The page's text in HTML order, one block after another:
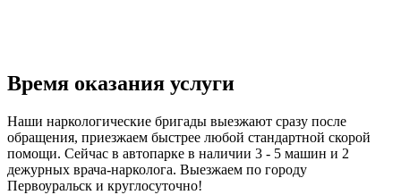
Время оказания услуги
Наши наркологические бригады выезжают сразу после
обращения, приезжаем быстрее любой стандартной скорой
помощи. Сейчас в автопарке в наличии 3 - 5 машин и 2
дежурных врача-нарколога. Выезжаем по городу
Первоуральск и круглосуточно!